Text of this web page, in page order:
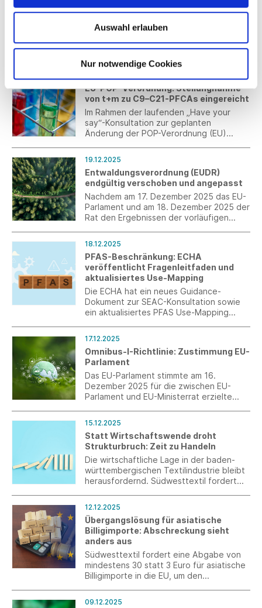
Auswahl erlauben
Nur notwendige Cookies
Gewebe
DITF und die LEKI Lenhart GmbH haben
der größtenteils aus nachwachsenden
Rohstoffen besteht. Das fertige Produkt
zeigt, dass nachhaltige Materialien auch
in der Outdoor-Branche eine hohe
Leistungsfähigkeit bieten.
EU-POP-Verordnung: Stellungnahme
von t+m zu C9–C21-PFCAs eingereicht
Im Rahmen der laufenden „Have your
say“-Konsultation zur geplanten
Änderung der POP-Verordnung (EU)
verwandten Verbindungen eingereicht.
Die Stellungnahme basiert auf der im t+m-
Arbeitskreis Umwelt abgestimmten
Verbandsposition und ist beigefügt.
19.12.2025
Entwaldungsverordnung (EUDR)
endgültig verschoben und angepasst
Nachdem am 17. Dezember 2025 das EU-
Parlament und am 18. Dezember 2025 der
Rat den Ergebnissen der vorläufigen
einjährige Verschiebung und die
inhaltliche Anpassung der
Entwaldungsverordnung (EUDR) sicher.
18.12.2025
PFAS-Beschränkung: ECHA
veröffentlicht Fragenleitfaden und
aktualisiertes Use-Mapping
Die ECHA hat ein neues Guidance-
Dokument zur SEAC-Konsultation sowie
ein aktualisiertes PFAS Use-Mapping
Anwendungen, insbesondere im Bereich
der technischen Textilien.
17.12.2025
Omnibus-I-Richtlinie: Zustimmung EU-
Parlament
Das EU-Parlament stimmte am 16.
Dezember 2025 für die zwischen EU-
Parlament und EU-Ministerrat erzielte
Lieferkettenrichtlinie (CSDDD) und der
Nachhaltigkeitsberichterstattungsrichtlini
e (CSRD).
15.12.2025
Statt Wirtschaftswende droht
Strukturbruch: Zeit zu Handeln
Die wirtschaftliche Lage in der baden-
württembergischen Textilindustrie bleibt
herausfordernd. Südwesttextil fordert
12.12.2025
Übergangslösung für asiatische
Billigimporte: Abschreckung sieht
anders aus
Südwesttextil fordert eine Abgabe von
mindestens 30 statt 3 Euro für asiatische
Billigimporte in die EU, um den
09.12.2025